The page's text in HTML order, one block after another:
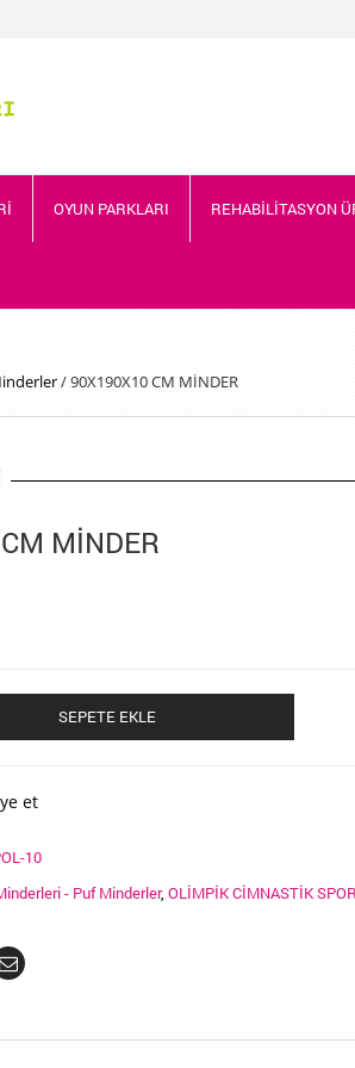
OYUN PARKLARI REHABİLİTASYON
/90X190X10 CM MİNDER
MİNDER
SEPETE EKLE
et
10
- Puf Minderler, OLİMPİK CİMNASTİK